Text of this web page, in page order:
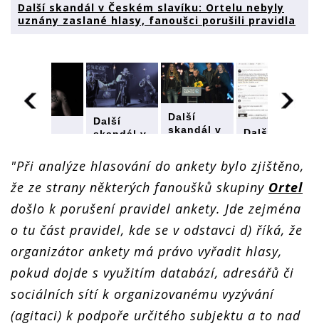
Další skandál v Českém slavíku: Ortelu nebyly
uznány zaslané hlasy, fanoušci porušili pravidla
slavíku:
nebyly
uznány
hlasy,
fanoušci
porušili
pravidla
Další
skandál v
slavíku:
Ortelu
nebyly
uznány
zaslané
hlasy,
fanoušci
porušili
pravidla
Další
skandál v
Ortelu
nebyly
uznány
zaslané
fanoušci
porušili
pravidla
Další
slavíku:
Ortelu
nebyly
uznány
hlasy,
fanoušci
porušili
pravidla
"Při analýze hlasování do ankety bylo zjištěno,
že ze strany některých fanoušků skupiny Ortel
došlo k porušení pravidel ankety. Jde zejména
o tu část pravidel, kde se v odstavci d) říká, že
organizátor ankety má právo vyřadit hlasy,
pokud dojde s využitím databází, adresářů či
sociálních sítí k organizovanému vyzývání
(agitaci) k podpoře určitého subjektu a to nad